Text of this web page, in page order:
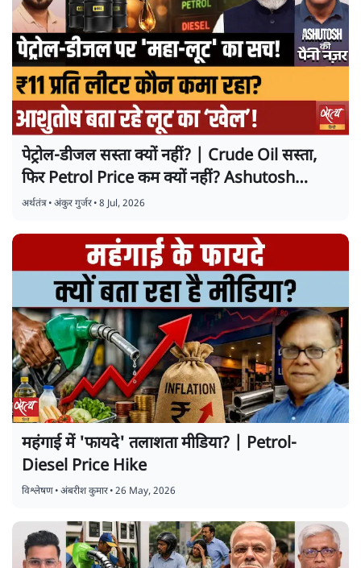
पेट्रोल-डीजल सस्ता क्यों नहीं? | Crude Oil सस्ता,
फिर Petrol Price कम क्यों नहीं? Ashutosh
Analysis
अर्थतंत्र•अंकुर गुर्जर•8 Jul, 2026
महंगाई में 'फायदे' तलाशता मीडिया? | Petrol-
Diesel Price Hike
विश्लेषण•अंबरीश कुमार•26 May, 2026